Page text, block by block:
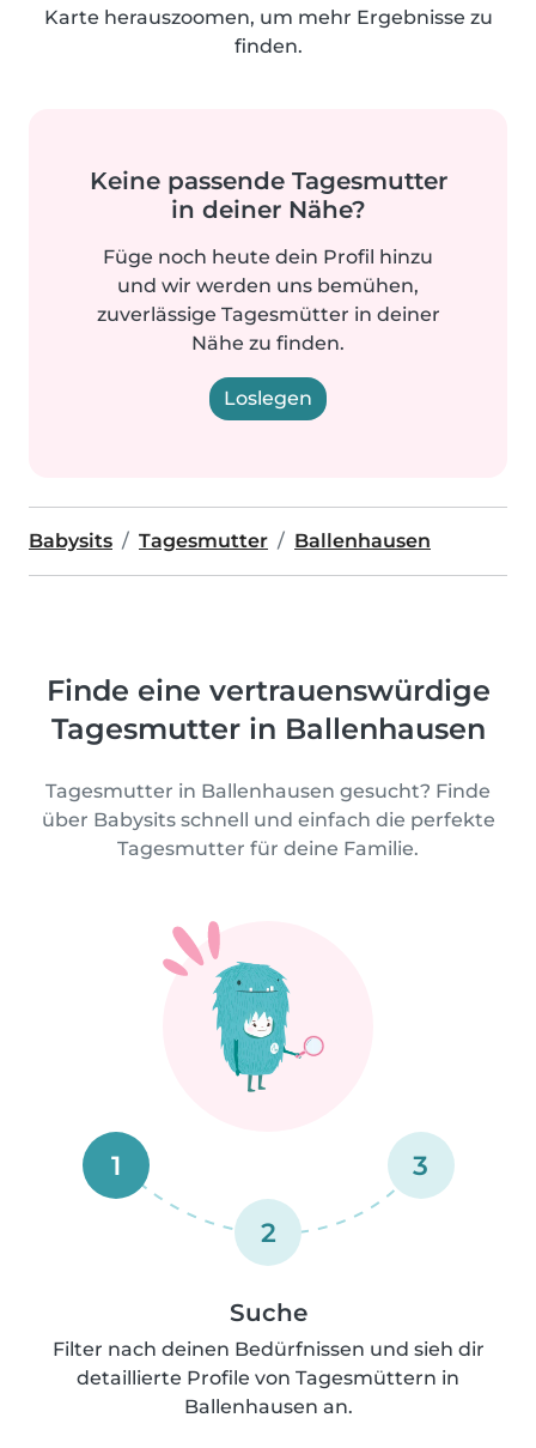
Karte herauszoomen, um mehr Ergebnisse zu
finden.
Keine passende Tagesmutter
in deiner Nähe?
Füge noch heute dein Profil hinzu
und wir werden uns bemühen,
zuverlässige Tagesmütter in deiner
Nähe zu finden.
Loslegen
Babysits Tagesmutter Ballenhausen
Finde eine vertrauenswürdige
Tagesmutter in Ballenhausen
Tagesmutter in Ballenhausen gesucht? Finde
über Babysits schnell und einfach die perfekte
Tagesmutter für deine Familie.
1
2
3
Suche
Filter nach deinen Bedürfnissen und sieh dir
detaillierte Profile von Tagesmüttern in
Ballenhausen an.